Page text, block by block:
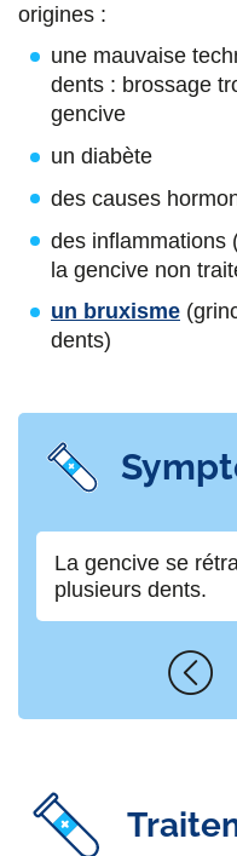
origines :
une mauvaise
dents : brossage
gencive
un diabète
des causes
des inflammations
la gencive non
un bruxisme
dents)
La gencive se
plusieurs dents.